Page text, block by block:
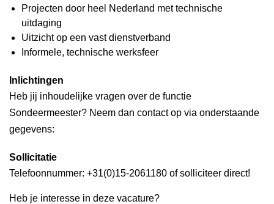
Projecten door heel Nederland met technische
uitdaging
Uitzicht op een vast dienstverband
Informele, technische werksfeer
Inlichtingen
Heb jij inhoudelijke vragen over de functie
Sondeermeester? Neem dan contact op via onderstaande
gegevens:
Sollicitatie
Telefoonnummer: +31(0)15-2061180 of solliciteer direct!
Heb je interesse in deze vacature?